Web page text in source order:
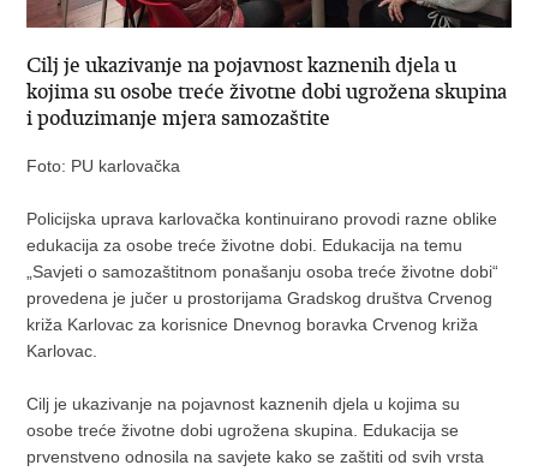
Cilj je ukazivanje na pojavnost kaznenih djela u
kojima su osobe treće životne dobi ugrožena skupina
i poduzimanje mjera samozaštite
Foto: PU karlovačka
Policijska uprava karlovačka kontinuirano provodi razne oblike
edukacija za osobe treće životne dobi. Edukacija na temu
„Savjeti o samozaštitnom ponašanju osoba treće životne dobi“
provedena je jučer u prostorijama Gradskog društva Crvenog
križa Karlovac za korisnice Dnevnog boravka Crvenog križa
Karlovac.
Cilj je ukazivanje na pojavnost kaznenih djela u kojima su
osobe treće životne dobi ugrožena skupina. Edukacija se
prvenstveno odnosila na savjete kako se zaštiti od svih vrsta